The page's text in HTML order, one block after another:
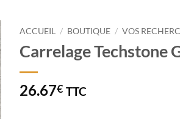
ACCUEIL / BOUTIQUE / VOS
Carrelage Techstone
26.67€ TTC